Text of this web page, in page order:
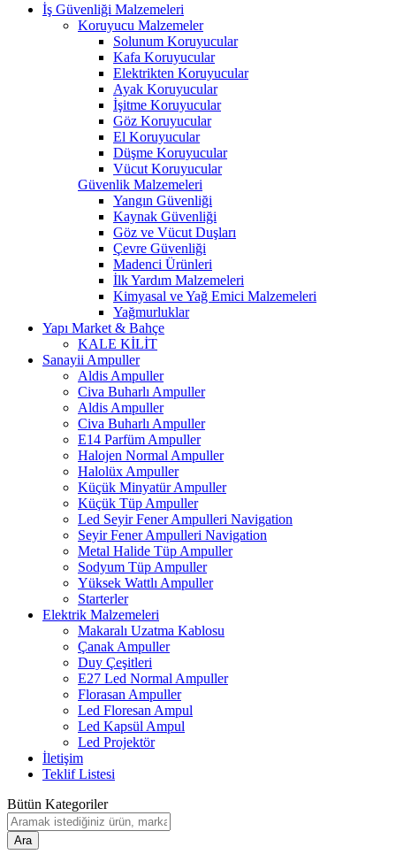
İş Güvenliği Malzemeleri
Koruyucu Malzemeler
Solunum Koruyucular
Kafa Koruyucular
Elektrikten Koruyucular
Ayak Koruyucular
İşitme Koruyucular
Göz Koruyucular
El Koruyucular
Düşme Koruyucular
Vücut Koruyucular
Güvenlik Malzemeleri
Yangın Güvenliği
Kaynak Güvenliği
Göz ve Vücut Duşları
Çevre Güvenliği
Madenci Ürünleri
İlk Yardım Malzemeleri
Kimyasal ve Yağ Emici Malzemeleri
Yağmurluklar
Yapı Market & Bahçe
KALE KİLİT
Sanayii Ampuller
Aldis Ampuller
Civa Buharlı Ampuller
Aldis Ampuller
Civa Buharlı Ampuller
E14 Parfüm Ampuller
Halojen Normal Ampuller
Halolüx Ampuller
Küçük Minyatür Ampuller
Küçük Tüp Ampuller
Led Seyir Fener Ampulleri Navigation
Seyir Fener Ampulleri Navigation
Metal Halide Tüp Ampuller
Sodyum Tüp Ampuller
Yüksek Wattlı Ampuller
Starterler
Elektrik Malzemeleri
Makaralı Uzatma Kablosu
Çanak Ampuller
Duy Çeşitleri
E27 Led Normal Ampuller
Florasan Ampuller
Led Floresan Ampul
Led Kapsül Ampul
Led Projektör
İletişim
Teklif Listesi
Bütün Kategoriler
Ara